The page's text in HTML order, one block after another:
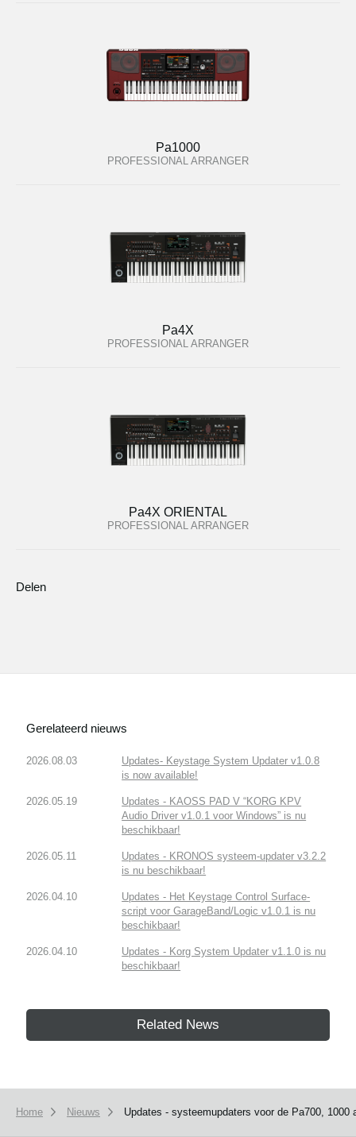
Pa1000
PROFESSIONAL ARRANGER
Pa4X
PROFESSIONAL ARRANGER
Pa4X ORIENTAL
PROFESSIONAL ARRANGER
Delen
Gerelateerd nieuws
2026.08.03
Updates- Keystage System Updater v1.0.8
is now available!
2026.05.19
Updates - KAOSS PAD V “KORG KPV
Audio Driver v1.0.1 voor Windows” is nu
beschikbaar!
2026.05.11
Updates - KRONOS systeem-updater v3.2.2
is nu beschikbaar!
2026.04.10
Updates - Het Keystage Control Surface-
script voor GarageBand/Logic v1.0.1 is nu
beschikbaar!
2026.04.10
Updates - Korg System Updater v1.1.0 is nu
beschikbaar!
Related News
Home Nieuws Updates - systeemupdaters voor de Pa700, 1000